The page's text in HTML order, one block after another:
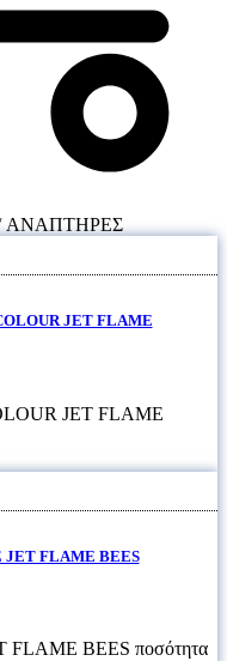
ΑΝΑΠΤΗΡΕΣ
JET FLAME
JET FLAME
FLAME BEES
BEES ποσότητα